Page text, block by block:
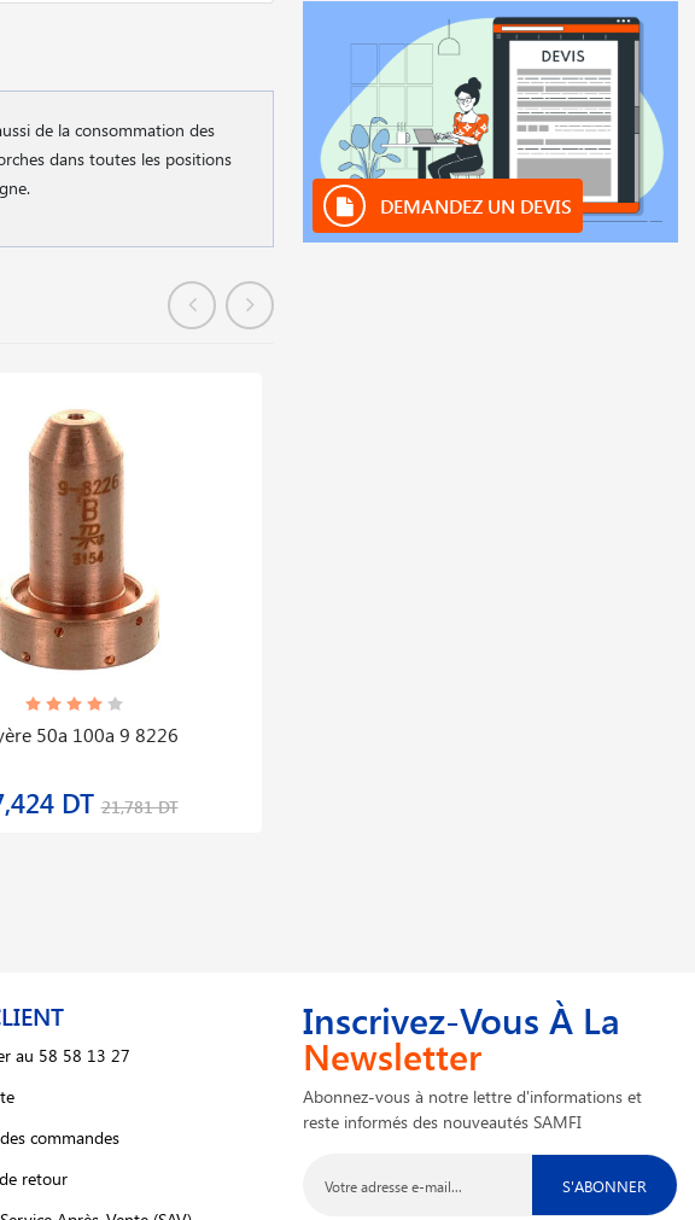
de la consommation des
dans toutes les positions
50a 100a 9 8226
DT21,781 DT
DEMANDEZ UN DEVIS
au 58 58 13 27
commandes
retour
Inscrivez-Vous À La
Newsletter
Abonnez-vous à notre lettre d'informations et
reste informés des nouveautés SAMFI
S'ABONNER